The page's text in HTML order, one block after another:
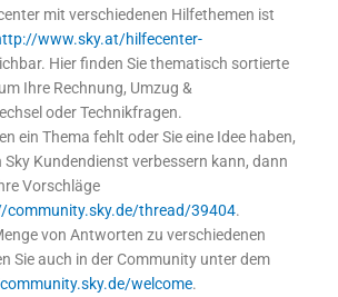
mit verschiedenen Hilfethemen ist
www.sky.at/hilfecenter-
Hier finden Sie thematisch sortierte
Ihre Rechnung, Umzug &
oder Technikfragen.
ein Thema fehlt oder Sie eine Idee haben,
Sky Kundendienst verbessern kann, dann
Vorschläge
community.sky.de/thread/39404.
von Antworten zu verschiedenen
Sie auch in der Community unter dem
welcome.